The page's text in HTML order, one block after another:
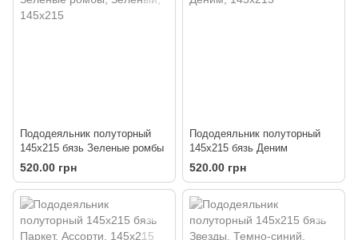
Пододеяльник полуторный
145х215 бязь Зеленые ромбы
520.00 грн
Пододеяльник полуторный
145х215 бязь Деним
520.00 грн